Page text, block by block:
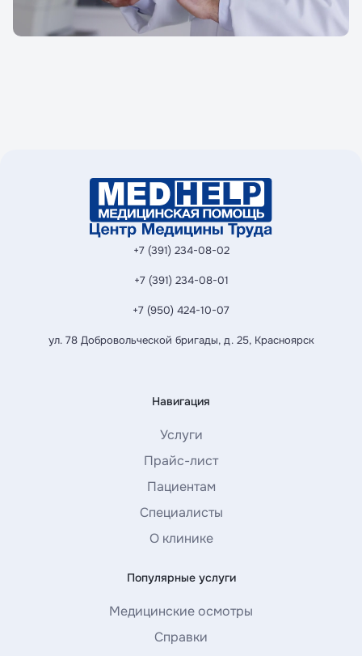
+7 (391) 234-08-02
+7 (391) 234-08-01
+7 (950) 424-10-07
ул. 78 Добровольческой бригады, д. 25, Красноярск
Навигация
Услуги
Прайс-лист
Пациентам
Специалисты
О клинике
Популярные услуги
Медицинские осмотры
Справки